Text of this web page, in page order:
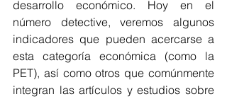
desarrollo económico. Hoy en el
número detective, veremos algunos
indicadores que pueden acercarse a
esta categoría económica (como la
PET), así como otros que comúnmente
integran las artículos y estudios sobre